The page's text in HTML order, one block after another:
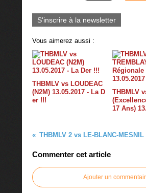
S'inscrire à la newsletter
Vous aimerez aussi :
THBMLV vs LOUDEAC
(N2M) 13.05.2017 - La D
er !!!
THBMLV
17 Ans)
Commenter cet article
Ajouter un